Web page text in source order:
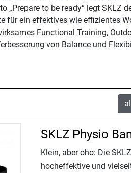
to be ready“ legt SKLZ
ein effektives wie effizientes
Functional Training,
von Balance und
SKLZ Physio
Klein, aber oho: Die
hocheffektive und